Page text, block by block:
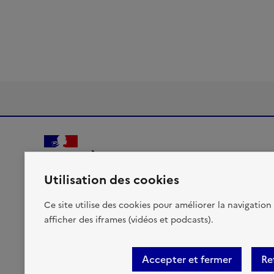
Utilisation des cookies
Ce site utilise des cookies pour améliorer la
afficher des iframes (vidéos et podcasts).
Accepter et fermer
MINISTÈRES
TRANSITION ÉCOLOGIQUE
AMÉNAGEMENT DU TERRITOIRE
VILLE ET LOGEMENT